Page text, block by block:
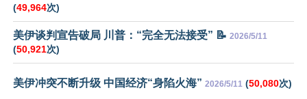
(49,964次)
美伊谈判宣告破局 川普：“完全无法接受” 📝 2026/5/11
(50,921次)
美伊冲突不断升级 中国经济“身陷火海” 2026/5/11 (50,080次)